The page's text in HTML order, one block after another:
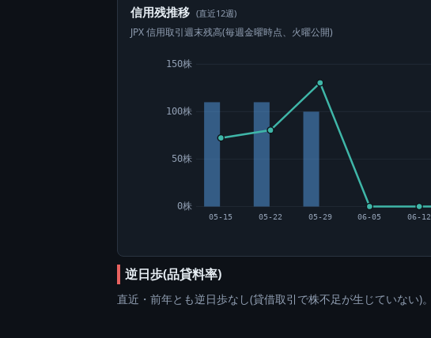
信用残推移 (直近12週)
JPX 信用取引週末残高(毎週金曜時点、火曜公開)
0株
50株
100株
150株
05-15 05-22 05-29 06-05 06-12
逆日歩(品貸料率)
直近・前年とも逆日歩なし(貸借取引で株不足が生じていない)。